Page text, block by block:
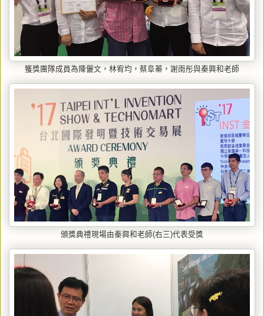
獲獎團隊成員為陳儷文，林宥均，蔡阜蓁，謝雨彤與秦興和老師
頒獎典禮現場由秦興和老師(右三)代表受獎